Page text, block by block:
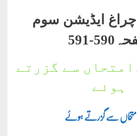
چراغ ایڈیشن سوم
591
سے گزرتے
ہوئے
سے گزرتے ہوئے